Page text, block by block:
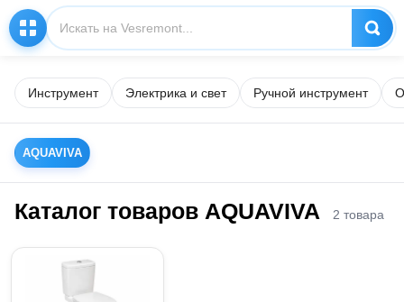
Инструмент Электрика и свет Ручной инструмент
AQUAVIVA
Каталог товаров AQUAVIVA 2 товара